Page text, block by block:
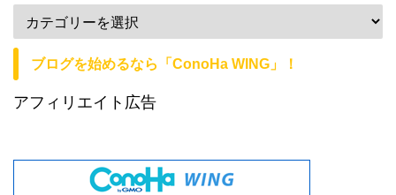
ブログを始めるなら「ConoHa WING」！
アフィリエイト広告